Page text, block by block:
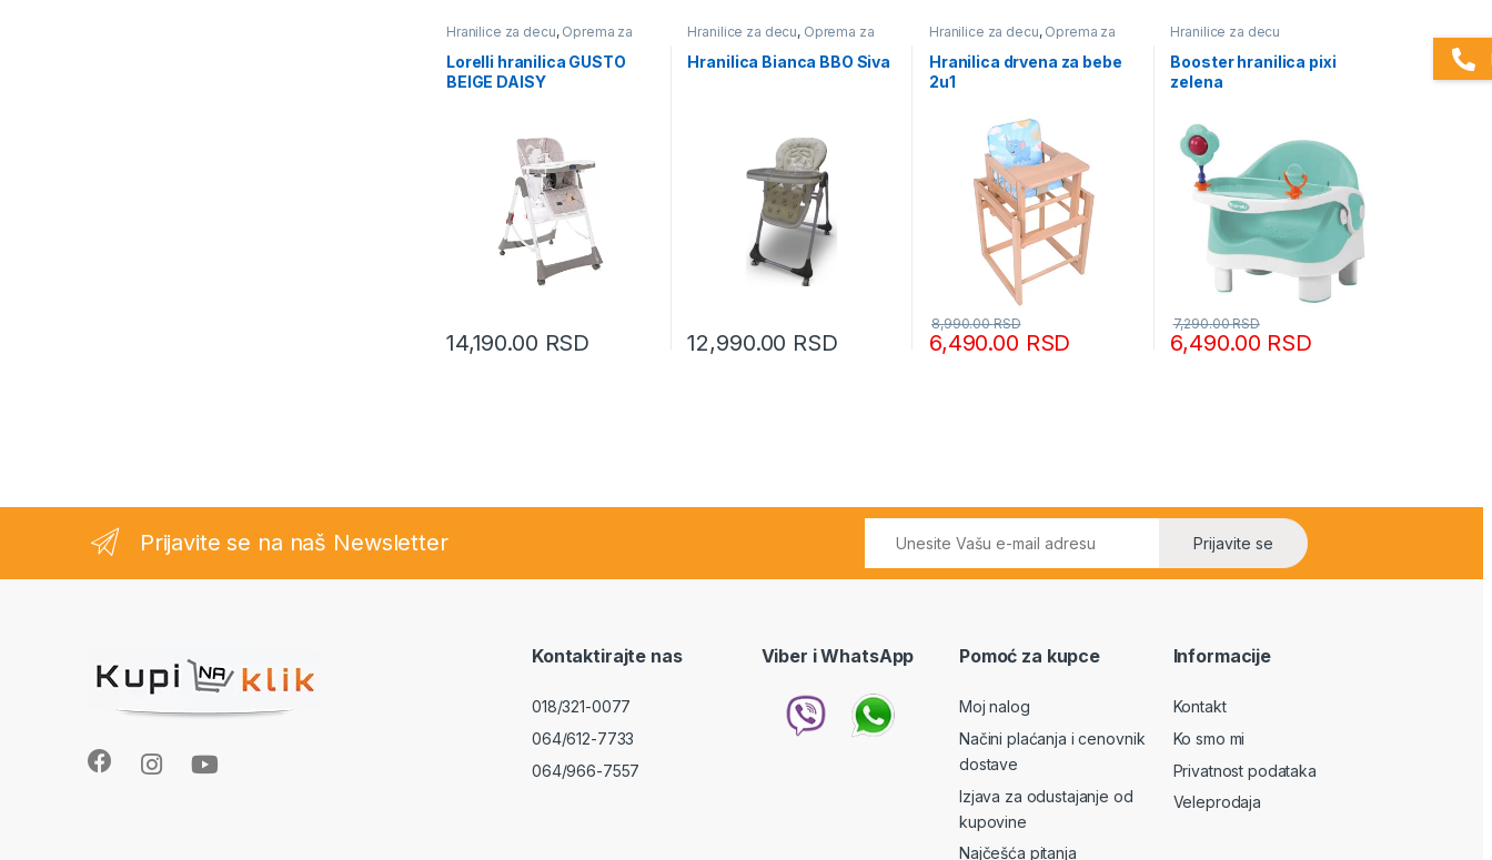
Hranilice za decu, Oprema za
Lorelli hranilica GUSTO
BEIGE DAISY
14,190.00 RSD
Hranilice za decu, Oprema za
Hranilica Bianca BBO Siva
12,990.00 RSD
Hranilice za decu, Oprema za
bebe i decu - mesečna akcija
Hranilica drvena za bebe
2u1
6,490.00 RSD
8,990.00RSD
Hranilice za decu
Booster hranilica pixi
zelena
6,490.00 RSD
7,290.00RSD
Prijavite se na naš Newsletter Prijavite se
Kontaktirajte nas
018/321-0077
064/612-7733
064/966-7557
Viber i WhatsApp Pomoć za kupce
Moj nalog
Načini plaćanja i cenovnik
dostave
Izjava za odustajanje od
kupovine
Najčešća pitanja
Informacije
Kontakt
Ko smo mi
Privatnost podataka
Veleprodaja